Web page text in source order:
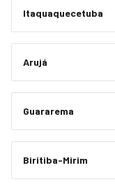
Itaquaquecetuba
Arujá
Guararema
Biritiba-Mirim